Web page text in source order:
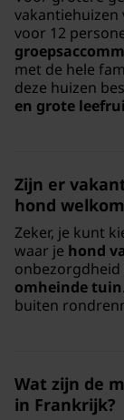
vakantiehuizen
voor 12
met de hele
deze huizen
en grote
Zijn er
hond
Zeker, je kunt
waar je hond
onbezorgdheid
omheinde tuin
buiten
Wat zijn de
in Frankrijk?